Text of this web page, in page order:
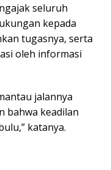
seluruh
kepada
tugasnya, serta
oleh informasi
jalannya
bahwa keadilan
katanya.